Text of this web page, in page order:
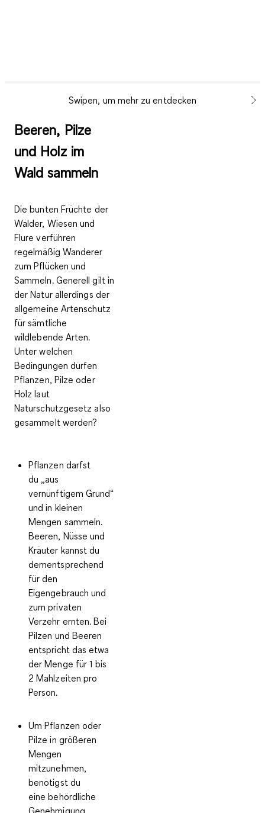
Swipen, um mehr zu entdecken
Beeren, Pilze
und Holz im
Wald sammeln
Die bunten Früchte der
Wälder, Wiesen und
Flure verführen
regelmäßig Wanderer
zum Pflücken und
Sammeln. Generell gilt in
der Natur allerdings der
allgemeine Artenschutz
für sämtliche
wildlebende Arten.
Unter welchen
Bedingungen dürfen
Pflanzen, Pilze oder
Holz laut
Naturschutzgesetz also
gesammelt werden?
Pflanzen darfst
du „aus
vernünftigem Grund“
undin kleinen
Mengen sammeln.
Beeren, Nüsse und
Kräuter kannst du
dementsprechend
für den
Eigengebrauch und
zum privaten
Verzehr ernten. Bei
Pilzen und Beeren
entspricht das etwa
der Menge für 1 bis
2 Mahlzeiten pro
Person.
Um Pflanzen oder
Pilze in größeren
Mengen
mitzunehmen,
benötigst du
einebehördliche
Genehmigung